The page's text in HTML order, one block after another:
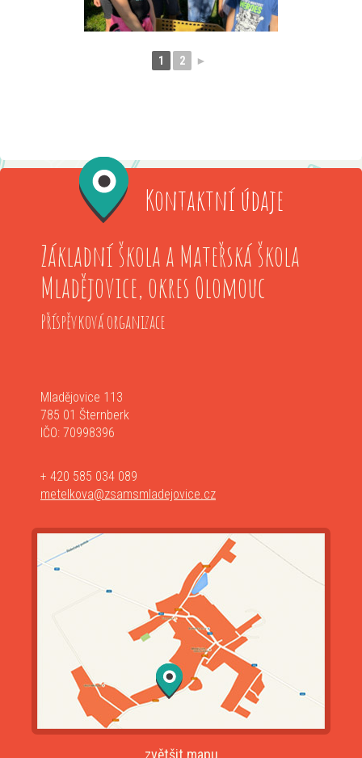
1 2 ►
Kontaktní údaje
Základní škola a Mateřská škola
Mladějovice, okres Olomouc
Příspěvková organizace
Mladějovice 113
785 01 Šternberk
IČO: 70998396
+ 420 585 034 089
metelkova@zsamsmladejovice.cz
zvětšit mapu